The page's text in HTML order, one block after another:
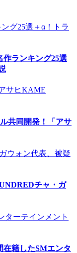
作ランキング25選
共同開発！「アサ
チャ・ガ
在籍したSMエンタ